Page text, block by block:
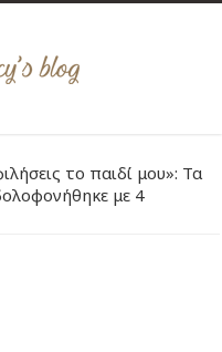
το παιδί μου»: Τα
με 4